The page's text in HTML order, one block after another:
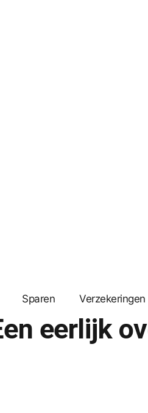
Sparen Verzekeringen
eerlijk